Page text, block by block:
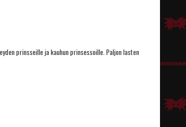
prinsseille ja kauhun prinsessoille. Paljon lasten